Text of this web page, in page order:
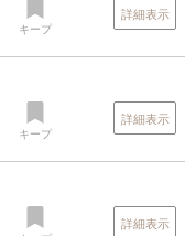
キープ
詳細表示
キープ
詳細表示
詳細表示